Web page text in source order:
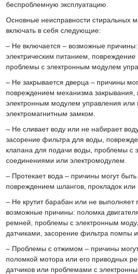
беспроблемную эксплуатацию.
Основные неисправности стиральных
включать в себя следующие:
– Не включается – возможные
электрическим питанием, повреждение
проблемы с электронным модулем
– Не закрывается дверца – причины
повреждением механизма закрывания,
электронным модулем управления или
электромагнитным замком.
– Не сливает воду или не набирает
засорение фильтра для воды,
клапана для подачи воды, проблемы с
соединениями или электромодулем.
– Протекает вода – причины могут
повреждением шлангов, прокладок или
– Не крутит барабан или не выполняет
возможные причины: поломка
ремней, проблемы с электронным
датчиками, засорение фильтра помпы
– Проблемы с отжимом – причины
поломкой мотора или его приводных
датчиков или проблемами с